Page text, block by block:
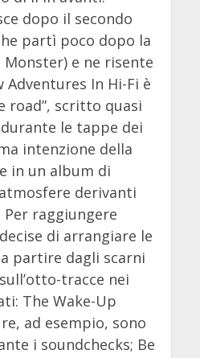
dopo il secondo
partì poco dopo la
e ne risente
In Hi-Fi è
road”, scritto quasi
le tappe dei
intenzione della
in un album di
derivanti
Per raggiungere
di arrangiare le
partire dagli scarni
tracce nei
The Wake-Up
ad esempio, sono
i soundchecks; Be